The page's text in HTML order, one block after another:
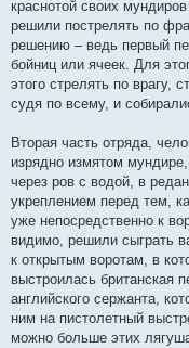
краснотой своих
решили пострелять по
решению – ведь первый
бойниц или ячеек. Для
этого стрелять по врагу,
судя по всему, и
Вторая часть отряда,
изрядно измятом
через ров с водой, в
укреплением перед тем,
уже непосредственно к
видимо, решили сыграть
к открытым воротам, в
выстроилась британская
английского сержанта,
ним на пистолетный
можно больше этих